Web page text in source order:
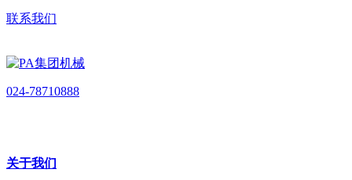
联系我们
024-78710888
关于我们